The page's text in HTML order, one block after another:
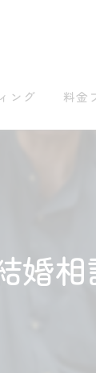
ング 料金
婚